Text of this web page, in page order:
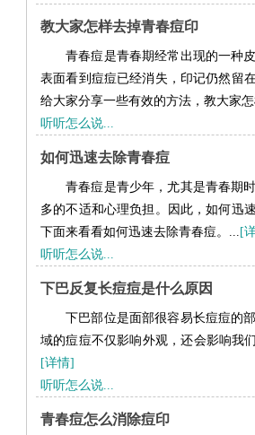
教大家怎样去掉青春痘印
青春痘是青春期经常出现的一种
表面看到痘痘已经消失，印记仍然留
给大家分享一些有效的方法，教大家
听听怎么说...
如何迅速去除青春痘
青春痘是青少年，尤其是青春期
多的不适和心理负担。因此，如何迅
下面来看看如何迅速去除青春痘。... [
听听怎么说...
下巴反复长痘痘是什么原因
下巴部位是面部很容易长痘痘的
域的痘痘不仅影响外观，还会影响我
[详情]
听听怎么说...
青春痘怎么消除痘印